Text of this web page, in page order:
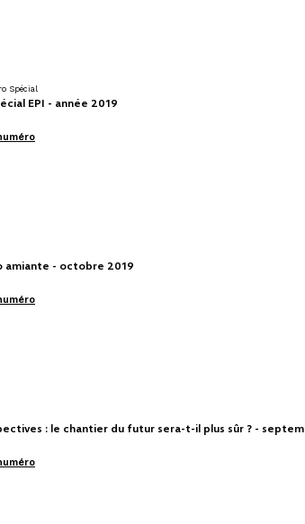
Spécial
EPI - année 2019
amiante - octobre 2019
: le chantier du futur sera-t-il plus sûr ? -